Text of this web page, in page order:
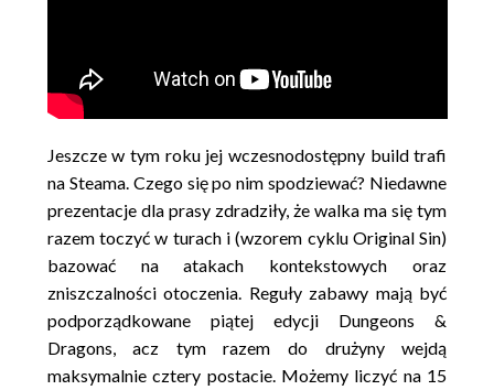
Jeszcze w tym roku jej wczesnodostępny build trafi
na Steama. Czego się po nim spodziewać? Niedawne
prezentacje dla prasy zdradziły, że walka ma się tym
razem toczyć w turach i (wzorem cyklu Original Sin)
bazować na atakach kontekstowych oraz
zniszczalności otoczenia. Reguły zabawy mają być
podporządkowane piątej edycji Dungeons &
Dragons, acz tym razem do drużyny wejdą
maksymalnie cztery postacie. Możemy liczyć na 15